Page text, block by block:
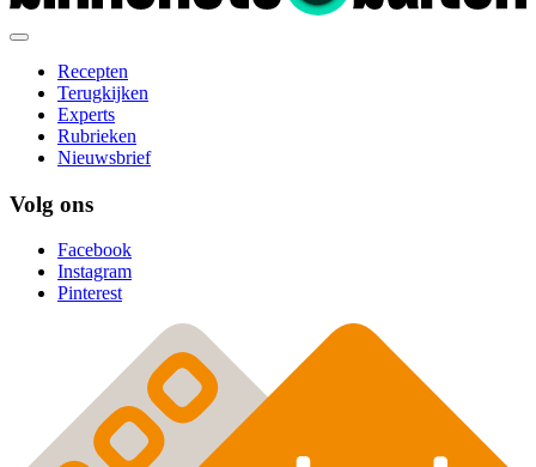
Recepten
Terugkijken
Experts
Rubrieken
Nieuwsbrief
Volg ons
Facebook
Instagram
Pinterest